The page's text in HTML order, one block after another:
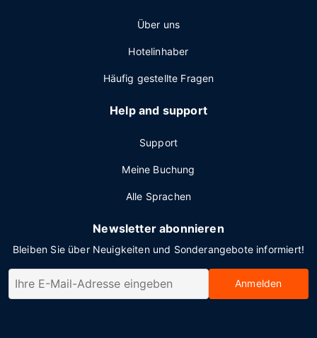
Über uns
Hotelinhaber
Häufig gestellte Fragen
Help and support
Support
Meine Buchung
Alle Sprachen
Newsletter abonnieren
Bleiben Sie über Neuigkeiten und Sonderangebote informiert!
Anmelden